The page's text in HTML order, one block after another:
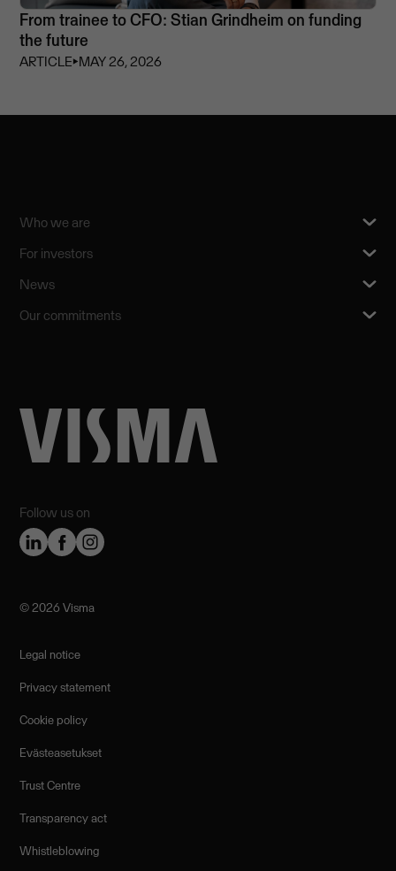
From trainee to CFO: Stian Grindheim on funding
the future
ARTICLE⏵MAY 26, 2026
Follow us on
Who we are
For investors
News
Our commitments
©️ 2026 Visma
Legal notice
Privacy statement
Cookie policy
Evästeasetukset
Trust Centre
Transparency act
Whistleblowing